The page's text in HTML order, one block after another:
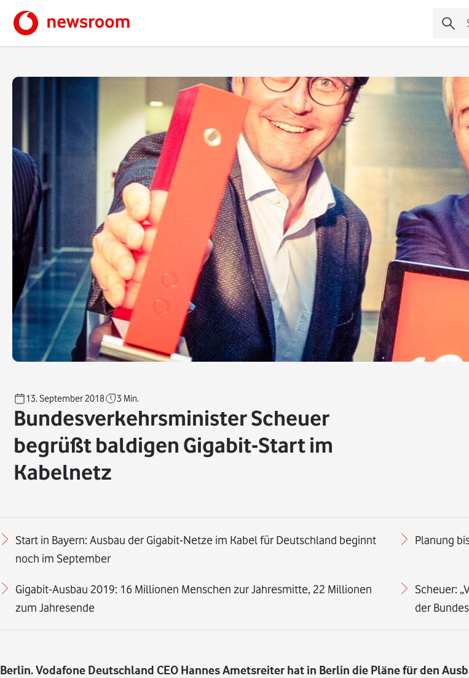
13. September 2018 3 Min.
Bundesverkehrsminister Scheuer
begrüßt baldigen Gigabit-Start im
Kabelnetz
Start in Bayern: Ausbau der Gigabit-Netze im Kabel für Deutschland beginnt
noch im September
Planung
Gigabit-Ausbau 2019: 16 Millionen Menschen zur Jahresmitte, 22 Millionen
zum Jahresende
Scheuer:
der
Berlin. Vodafone Deutschland CEO Hannes Ametsreiter hat in Berlin die Pläne für den